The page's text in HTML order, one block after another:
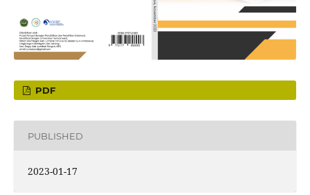
PDF
PUBLISHED
2023-01-17